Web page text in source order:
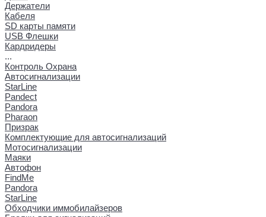
Держатели
Кабеля
SD карты памяти
USB Флешки
Кардридеры
...
Контроль Охрана
Автосигнализации
StarLine
Pandect
Pandora
Pharaon
Призрак
Комплектующие для автосигнализаций
Мотосигнализации
Маяки
Автофон
FindMe
Pandora
StarLine
Обходчики иммобилайзеров